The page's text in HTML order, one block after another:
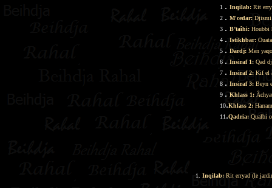
1 . Inqilab:Rit
2 . M'cedar:Djismi
3 . B’taîhi:Houbbi
4 . Istikhbar:
5 . Dardj:Men
6 . Insiraf 1:Qad
7 . Insiraf 2:Kif el
8 . Insiraf 3:Beyn
9 . Khlass 1:
10.Khlass 2:
11 .Qadria:Qualbi
1. Inqilab:Rit erryad (le